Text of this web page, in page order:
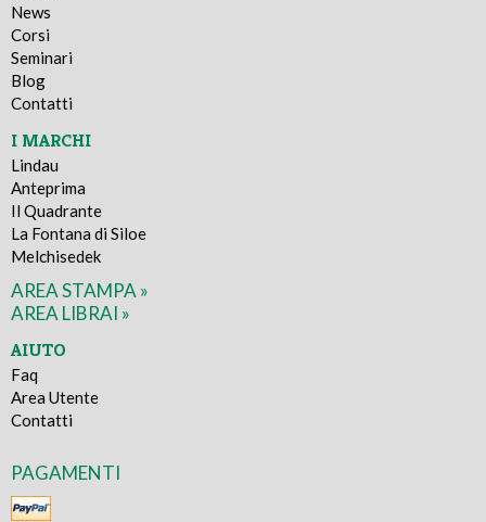
News
Corsi
Seminari
Blog
Contatti
I MARCHI
Lindau
Anteprima
Il Quadrante
La Fontana di Siloe
Melchisedek
AREA STAMPA »
AREA LIBRAI »
AIUTO
Faq
Area Utente
Contatti
PAGAMENTI